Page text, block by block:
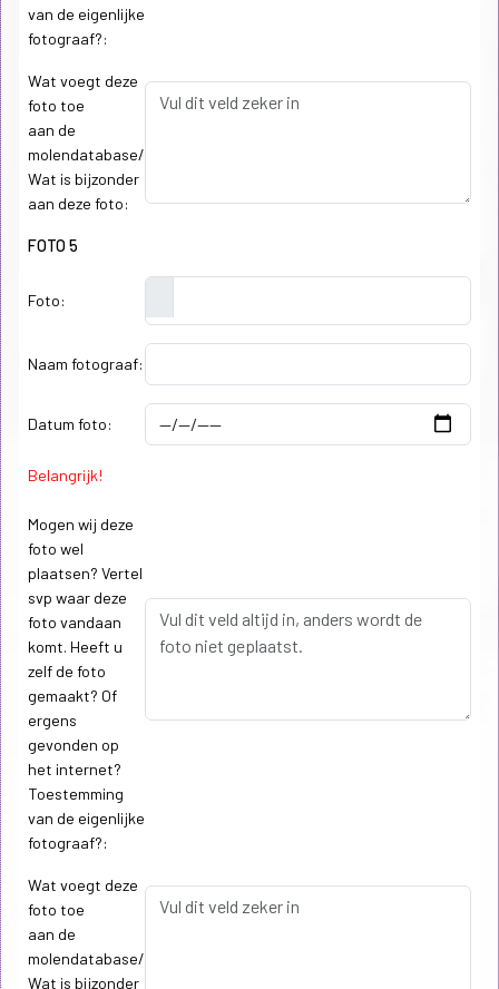
van de eigenlijke
fotograaf?:
Wat voegt deze
foto toe
aan de
molendatabase/
Wat is bijzonder
aan deze foto:
FOTO 5
Foto:
Naam fotograaf:
Datum foto:
Belangrijk!
Mogen wij deze
foto wel
plaatsen? Vertel
svp waar deze
foto vandaan
komt. Heeft u
zelf de foto
gemaakt? Of
ergens
gevonden op
het internet?
Toestemming
van de eigenlijke
fotograaf?:
Wat voegt deze
foto toe
aan de
molendatabase/
Wat is bijzonder